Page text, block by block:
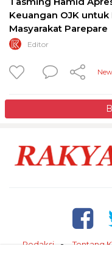
Keuangan OJK
Masyarakat Parepare
Editor
Redaksi Tentang